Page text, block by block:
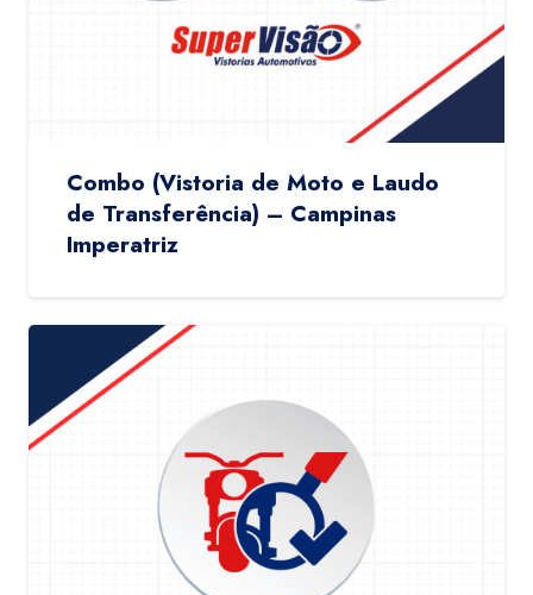
Combo (Vistoria de Moto e Laudo
de Transferência) – Campinas
Imperatriz